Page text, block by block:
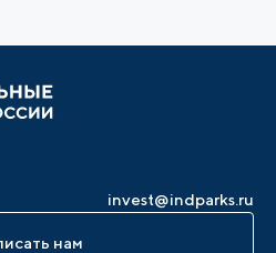
invest@indparks.ru
нам